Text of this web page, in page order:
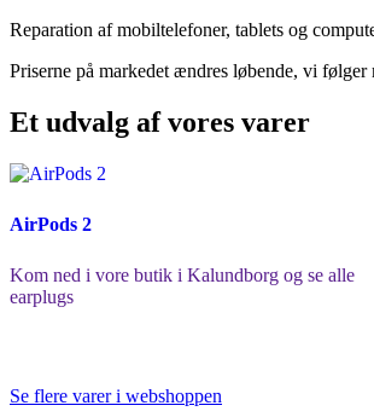
Reparation af mobiltelefoner, tablets og
Priserne på markedet ændres løbende, vi
Et udvalg af vores varer
AirPods 2
Kom ned i vore butik i Kalundborg og se alle
earplugs
Se flere varer i webshoppen